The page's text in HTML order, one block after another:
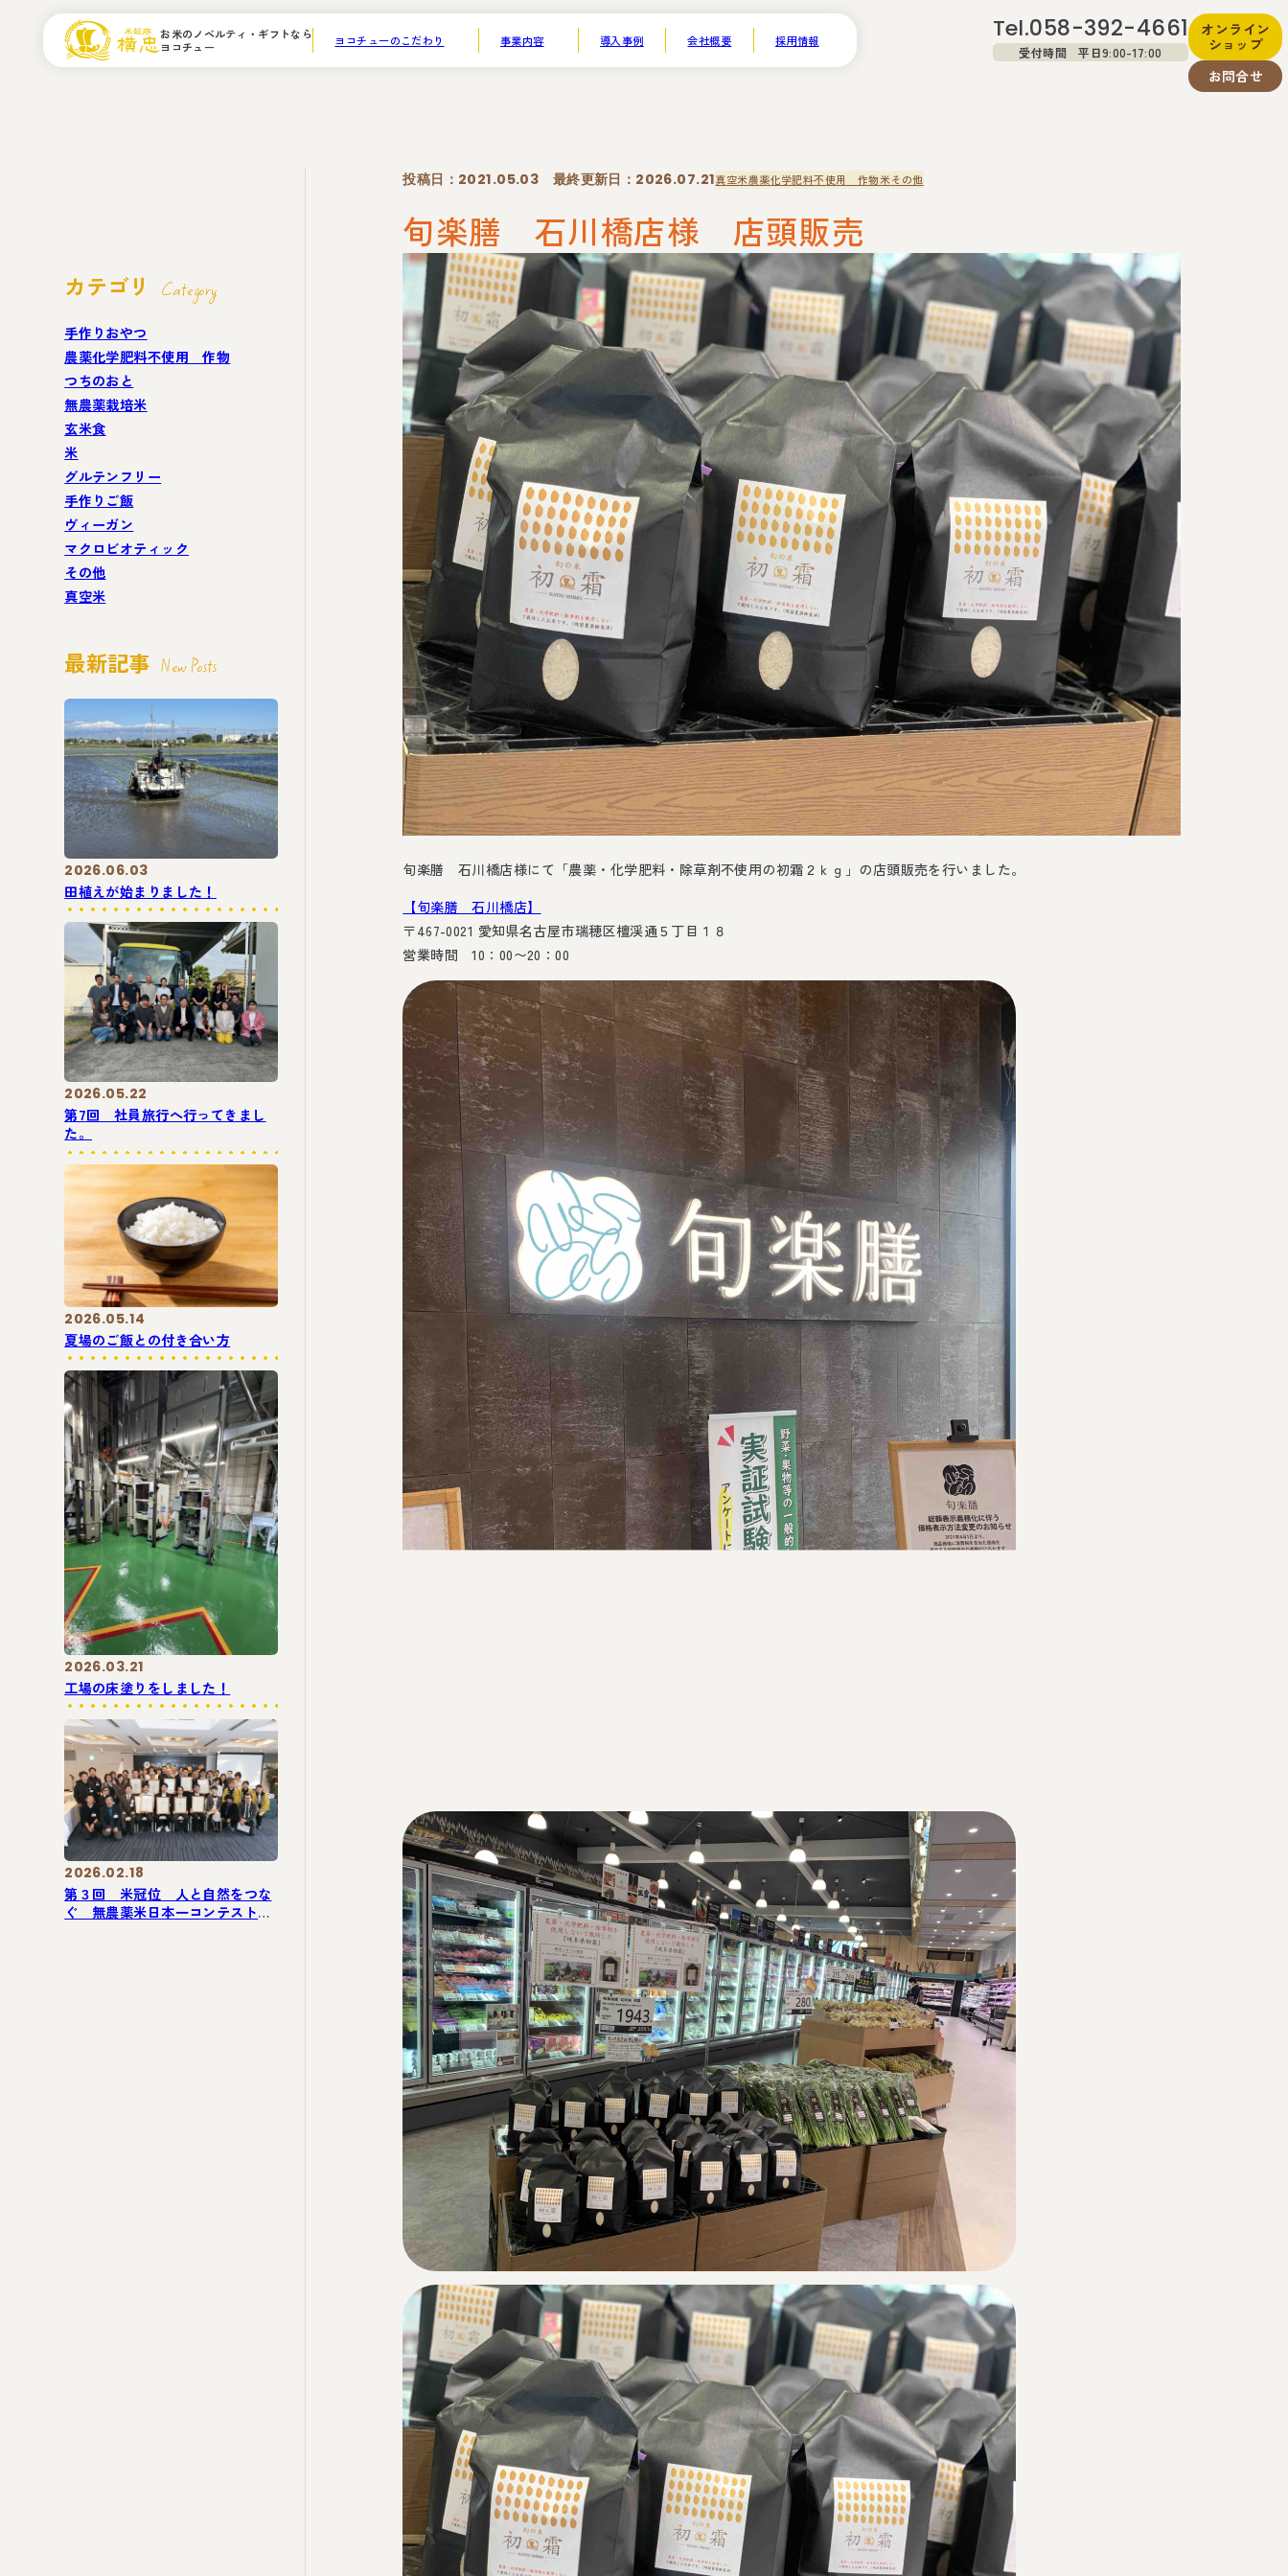
お米のノベルティ・ギフトなら
ヨコチュー
ヨコチューのこだわり 事業内容
米卸売事業
商品企画事業
無農薬米日本一コンテスト
導入事例 会社概要 採用情報 Tel.058-392-4661
受付時間 平日9:00-17:00
オンライン
ショップ
お問合せ
カテゴリ Category
手作りおやつ
農薬化学肥料不使用 作物
つちのおと
無農薬栽培米
玄米食
米
グルテンフリー
手作りご飯
ヴィーガン
マクロビオティック
その他
真空米
最新記事 New Posts
2026.06.03
田植えが始まりました！
2026.05.22
第7回 社員旅行へ行ってきまし
た。
2026.05.14
夏場のご飯との付き合い方
2026.03.21
工場の床塗りをしました！
2026.02.18
第３回 米冠位 人と自然をつな
ぐ 無農薬米日本一コンテスト決
投稿日：2021.05.03 最終更新日：2026.07.21真空米農薬化学肥料不使用 作物米その他
旬楽膳 石川橋店様 店頭販売
旬楽膳 石川橋店様にて「農薬・化学肥料・除草剤不使用の初霜２ｋｇ」の店頭販売を行いました。
【旬楽膳 石川橋店】
〒467-0021 愛知県名古屋市瑞穂区檀渓通５丁目１８
営業時間 10：00〜20：00